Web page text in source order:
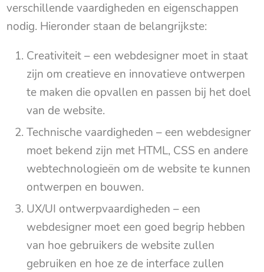
verschillende vaardigheden en eigenschappen
nodig. Hieronder staan de belangrijkste:
Creativiteit – een webdesigner moet in staat
zijn om creatieve en innovatieve ontwerpen
te maken die opvallen en passen bij het doel
van de website.
Technische vaardigheden – een webdesigner
moet bekend zijn met HTML, CSS en andere
webtechnologieën om de website te kunnen
ontwerpen en bouwen.
UX/UI ontwerpvaardigheden – een
webdesigner moet een goed begrip hebben
van hoe gebruikers de website zullen
gebruiken en hoe ze de interface zullen